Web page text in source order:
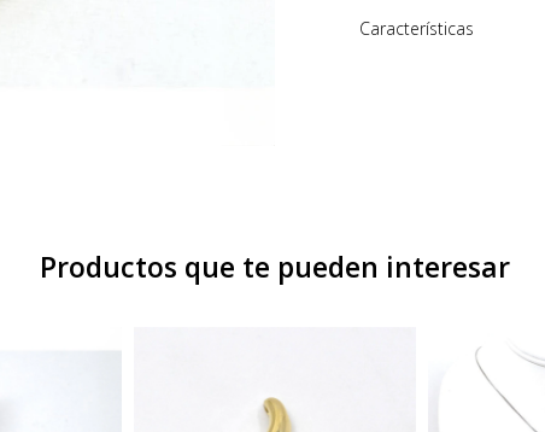
Características
Productos que te pueden interesar